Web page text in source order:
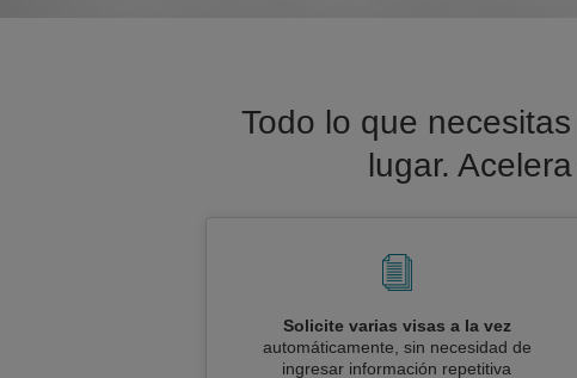
Todo lo que
lugar.
Solicite varias visas a la vez
automáticamente, sin necesidad de
ingresar información repetitiva